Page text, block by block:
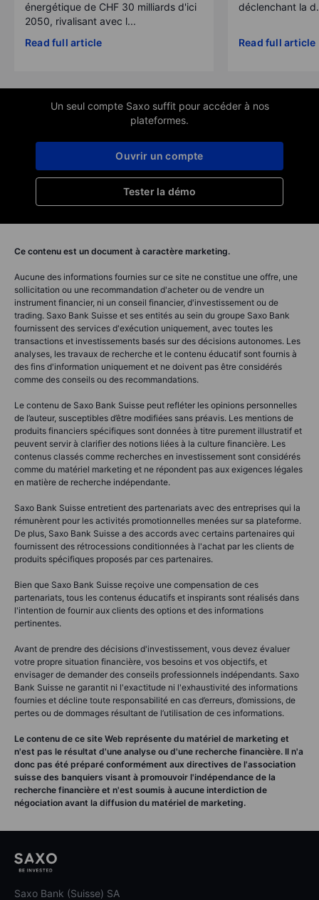
énergétique de CHF 30 milliards d'ici
2050, rivalisant avec l...
Read full article
déclenchant la
Read full article
Un seul compte Saxo suffit pour accéder à nos
plateformes.
Tester la démo
Ouvrir un compte
Ce contenu est un document à caractère marketing.
Aucune des informations fournies sur ce site ne constitue une offre, une
sollicitation ou une recommandation d'acheter ou de vendre un
instrument financier, ni un conseil financier, d'investissement ou de
trading. Saxo Bank Suisse et ses entités au sein du groupe Saxo Bank
fournissent des services d'exécution uniquement, avec toutes les
transactions et investissements basés sur des décisions autonomes. Les
analyses, les travaux de recherche et le contenu éducatif sont fournis à
des fins d'information uniquement et ne doivent pas être considérés
comme des conseils ou des recommandations.
Le contenu de Saxo Bank Suisse peut refléter les opinions personnelles
de l’auteur, susceptibles d’être modifiées sans préavis. Les mentions de
produits financiers spécifiques sont données à titre purement illustratif et
peuvent servir à clarifier des notions liées à la culture financière. Les
contenus classés comme recherches en investissement sont considérés
comme du matériel marketing et ne répondent pas aux exigences légales
en matière de recherche indépendante.
Saxo Bank Suisse entretient des partenariats avec des entreprises qui la
rémunèrent pour les activités promotionnelles menées sur sa plateforme.
De plus, Saxo Bank Suisse a des accords avec certains partenaires qui
fournissent des rétrocessions conditionnées à l'achat par les clients de
produits spécifiques proposés par ces partenaires.
Bien que Saxo Bank Suisse reçoive une compensation de ces
partenariats, tous les contenus éducatifs et inspirants sont réalisés dans
l'intention de fournir aux clients des options et des informations
pertinentes.
Avant de prendre des décisions d'investissement, vous devez évaluer
votre propre situation financière, vos besoins et vos objectifs, et
envisager de demander des conseils professionnels indépendants. Saxo
Bank Suisse ne garantit ni l'exactitude ni l'exhaustivité des informations
fournies et décline toute responsabilité en cas d’erreurs, d’omissions, de
pertes ou de dommages résultant de l’utilisation de ces informations.
Le contenu de ce site Web représente du matériel de marketing et
n'est pas le résultat d'une analyse ou d'une recherche financière. Il n'a
donc pas été préparé conformément aux directives de l'association
suisse des banquiers visant à promouvoir l'indépendance de la
recherche financière et n'est soumis à aucune interdiction de
négociation avant la diffusion du matériel de marketing.
Saxo Bank (Suisse) SA